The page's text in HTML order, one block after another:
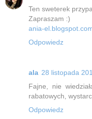
Ten sweterek
Zapraszam :)
ania-
Odpowiedz
ala 28 listopada
Fajne, nie
rabatowych,
Odpowiedz